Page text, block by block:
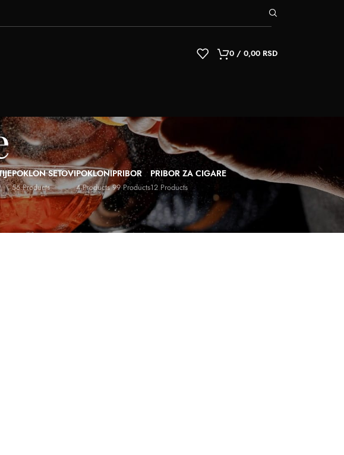
0 / 0,00 RSD
POKLON SETOVI
56 Products
POKLONI
4 Products
PRIBOR
99 Products
PRIBOR ZA CIGARE
12 Products
Show 9 12 18 24